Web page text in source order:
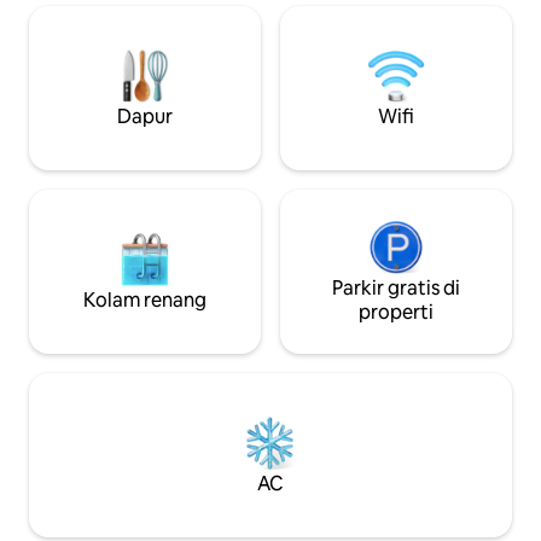
blok ke sungai ( bisa berperahu karet di
musim panas). 2 blok ke jalan utama bisa
berjalan kaki ke mana - mana, tidak perlu
mobil Termasuk 1 tempat parkir di garasi
Dapur Wifi
Kolam renang
Parkir gratis di
properti
AC